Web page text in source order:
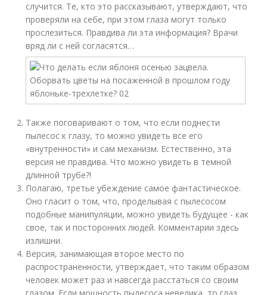
случится. Те, кто это рассказывают, утверждают, что
проверяли на себе, при этом глаза могут только
прослезиться. Правдива ли эта информация? Врачи
вряд ли с ней согласятся…
Также поговаривают о том, что если поднести
пылесос к глазу, то можно увидеть все его
«внутренности» и сам механизм. Естественно, эта
версия не правдива. Что можно увидеть в темной
длинной трубе?!
Полагаю, третье убеждение самое фантастическое.
Оно гласит о том, что, проделывая с пылесосом
подобные манипуляции, можно увидеть будущее - как
свое, так и посторонних людей. Комментарии здесь
излишни.
Версия, занимающая второе место по
распространенности, утверждает, что таким образом
человек может раз и навсегда расстаться со своим